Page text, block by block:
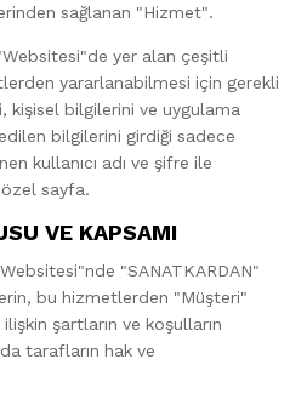
sağlanan "Hizmet".
yer alan çeşitli
yararlanabilmesi için gerekli
kişisel bilgilerini ve uygulama
bilgilerini girdiği sadece
kullanıcı adı ve şifre ile
sayfa.
VE KAPSAMI
"SANATKARDAN"
bu hizmetlerden "Müşteri"
şartların ve koşulların
tarafların hak ve